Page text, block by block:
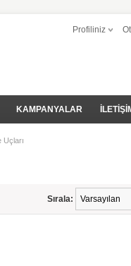
Profiliniz
KAMPANYALAR
Uçları
Sırala: